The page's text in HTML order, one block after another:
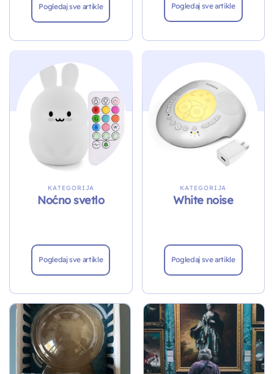
Pogledaj sve artikle Pogledaj sve artikle
KATEGORIJA
Noćno svetlo
Pogledaj sve artikle
KATEGORIJA
White noise
Pogledaj sve artikle